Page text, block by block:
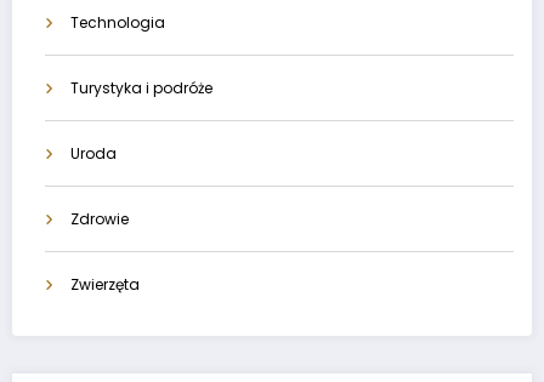
Technologia
Turystyka i podróże
Uroda
Zdrowie
Zwierzęta